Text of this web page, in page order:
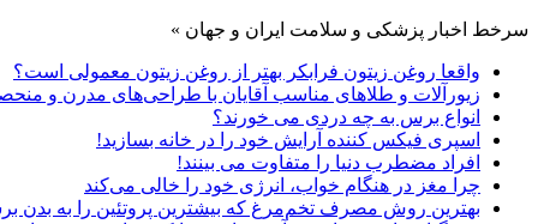
سرخط اخبار پزشکی و سلامت ایران و جهان »
واقعا روغن زیتون فرابکر بهتر از روغن زیتون معمولی است؟
زیورآلات و طلاهای مناسب آقایان با طراحی‌های مدرن و
انواع برس به چه دردی می خورند؟
اسپری فیکس کننده آرایش خود را در خانه بسازید!
افراد مضطرب دنیا را متفاوت می بینند!
چرا مغز در هنگام خواب، انرژی خود را خالی می‌کند
بهترین روش مصرف تخم‌مرغ که بیشترین پروتئین را به بدن